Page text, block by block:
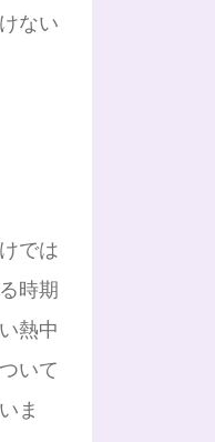
ない
では
時期
熱中
いて
ま